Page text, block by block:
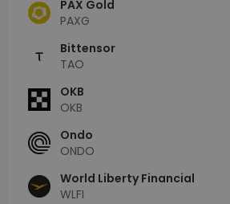
PAX Gold
PAXG
Bittensor
TAO
OKB
OKB
Ondo
ONDO
World Liberty Financial
WLFI